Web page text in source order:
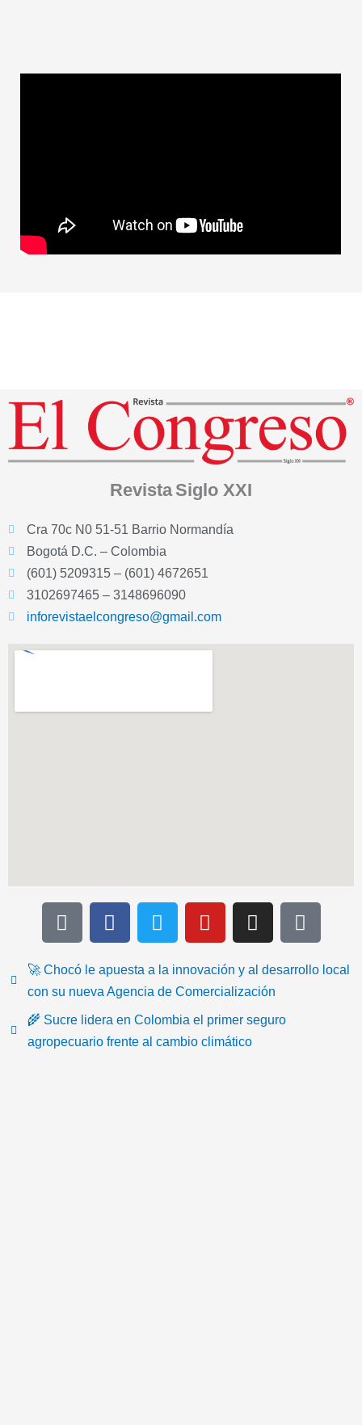
Revista Siglo XXI
Cra 70c N0 51-51 Barrio Normandía
Bogotá D.C. – Colombia
(601) 5209315 – (601) 4672651
3102697465 – 3148696090
inforevistaelcongreso@gmail.com
T
i
t
o
k
F
a
e
b
o
o
k
T
w
t
t
e
Y
o
t
u
b
e
I
n
t
a
g
I
c
n
🚀 Chocó le apuesta a la innovación y al desarrollo local
con su nueva Agencia de Comercialización
🌾 Sucre lidera en Colombia el primer seguro
agropecuario frente al cambio climático